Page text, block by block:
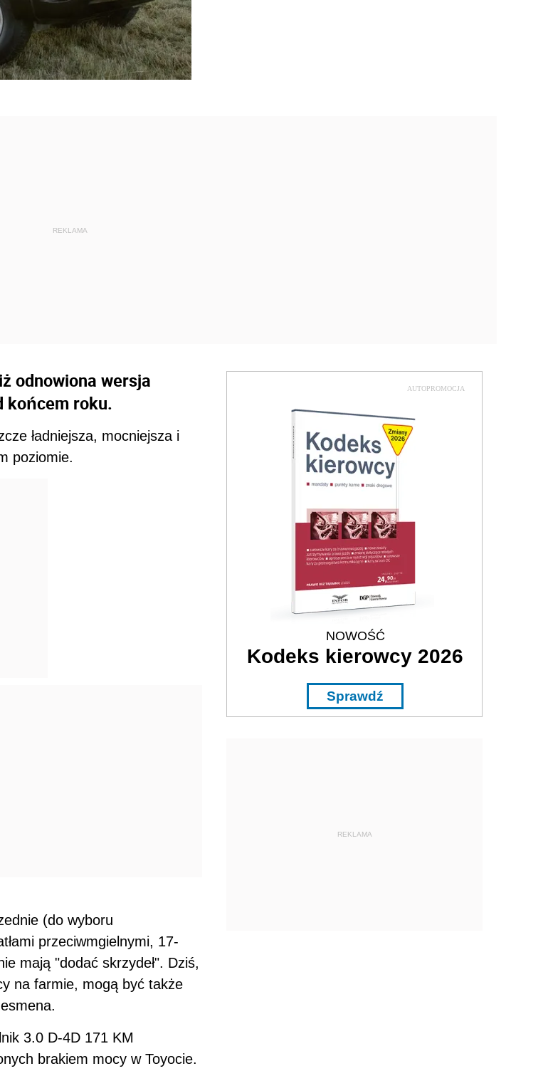
odnowiona wersja
końcem roku.
ładniejsza, mocniejsza i
poziomie.
(do wyboru
przeciwmgielnymi, 17-
mają "dodać skrzydeł". Dziś,
na farmie, mogą być także
3.0 D-4D 171 KM
brakiem mocy w Toyocie.
AUTOPROMOCJA
NOWOŚĆ
Kodeks kierowcy 2026
Sprawdź
REKLAMA